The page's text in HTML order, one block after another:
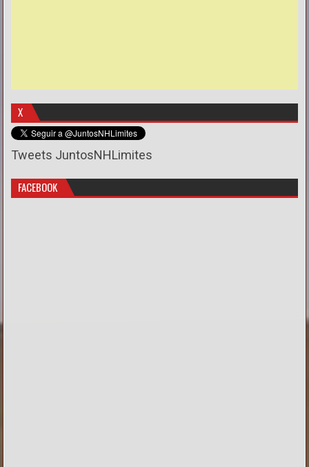
X
Tweets JuntosNHLimites
FACEBOOK